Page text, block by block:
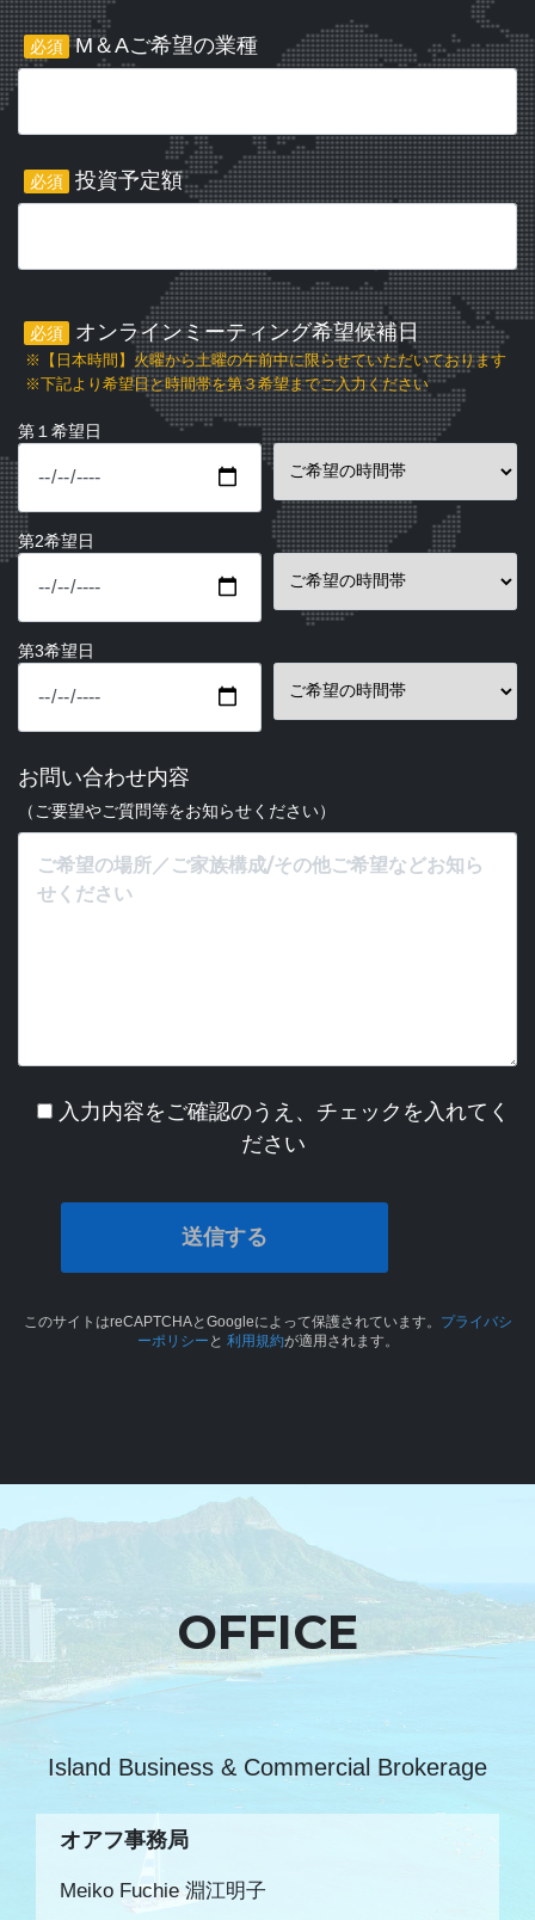
必須 M＆Aご希望の業種
必須 投資予定額
必須 オンラインミーティング希望候補日
※【日本時間】火曜から土曜の午前中に限らせていただいております
※下記より希望日と時間帯を第３希望までご入力ください
第１希望日
第2希望日
第3希望日
お問い合わせ内容
（ご要望やご質問等をお知らせください）
入力内容をご確認のうえ、チェックを入れてく
ださい
このサイトはreCAPTCHAとGoogleによって保護されています。
プライバシ
ーポリシー と 利用規約が適用されます。
OFFICE
Island Business & Commercial Brokerage
オアフ事務局
Meiko Fuchie 淵江明子